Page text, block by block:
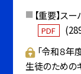
【重要】ス
PDF
「令和８
生徒のための